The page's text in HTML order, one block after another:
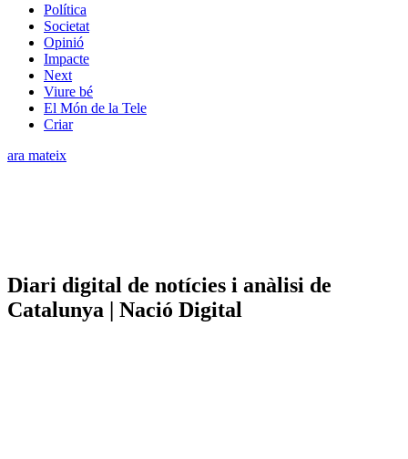
Política
Societat
Opinió
Impacte
Next
Viure bé
El Món de la Tele
Criar
ara mateix
Diari digital de notícies i anàlisi de
Catalunya | Nació Digital